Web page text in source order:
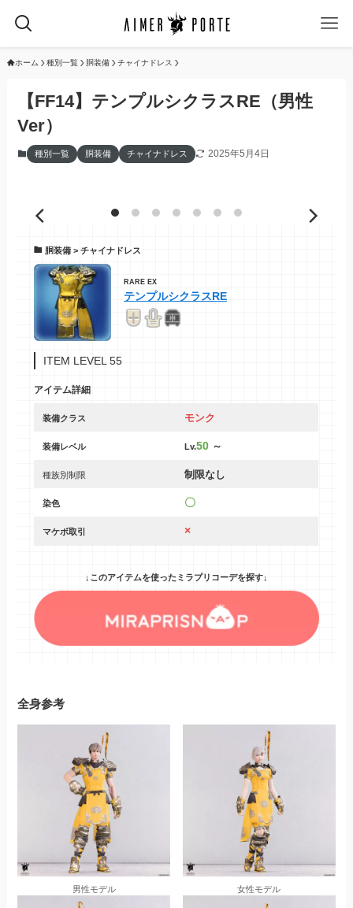
ホーム 種別一覧 胴装備 チャイナドレス
【FF14】テンプルシクラスRE（男性
Ver）
種別一覧 胴装備 チャイナドレス 2025年5月4日
胴装備 > チャイナドレス
RARE EX
テンプルシクラスRE
ITEM LEVEL 55
アイテム詳細
装備クラス モンク
装備レベル Lv.50～
種族別制限 制限なし
染色 〇
マケボ取引 ×
↓このアイテムを使ったミラプリコーデを探す↓
全身参考
男性モデル 女性モデル